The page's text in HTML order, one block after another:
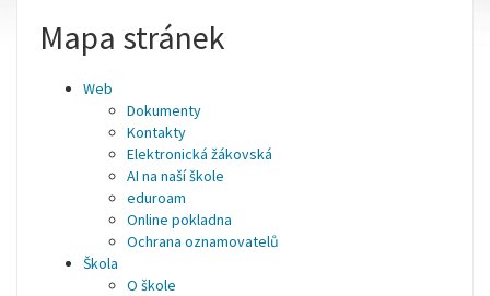
Mapa stránek
Web
Dokumenty
Kontakty
Elektronická žákovská
AI na naší škole
eduroam
Online pokladna
Ochrana oznamovatelů
Škola
O škole